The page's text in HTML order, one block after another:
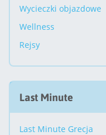
Wycieczki objazdowe
Wellness
Rejsy
Last Minute
Last Minute Grecja